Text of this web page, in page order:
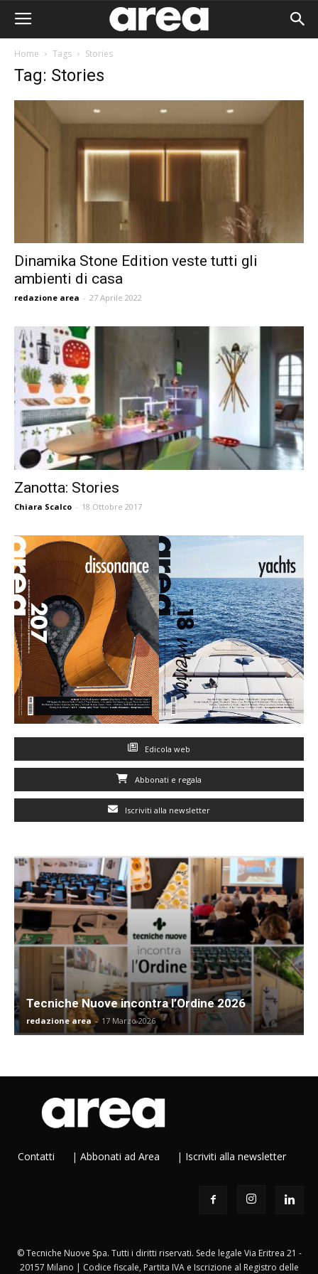
Home Tags Stories
Tag: Stories
Dinamika Stone Edition veste tutti gli
ambienti di casa
redazione area - 27 Aprile 2022
Zanotta: Stories
Chiara Scalco - 18 Ottobre 2017
Edicola web
Abbonati e regala
Iscriviti alla newsletter
Tecniche Nuove incontra l’Ordine 2026
redazione area - 17 Marzo 2026
Contatti | Abbonati ad Area | Iscriviti alla newsletter
© Tecniche Nuove Spa. Tutti i diritti riservati. Sede legale Via Eritrea 21 -
20157 Milano | Codice fiscale, Partita IVA e Iscrizione al Registro delle